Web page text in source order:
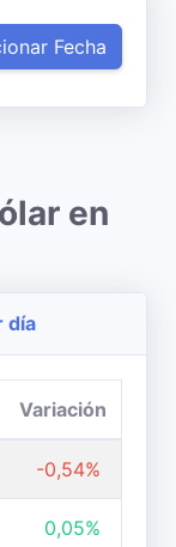
Fecha
en
día
Variación
-0,54%
0,05%